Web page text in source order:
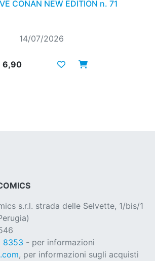
CONAN NEW EDITION n. 71
14/07/2026
6,90
s.r.l. strada delle Selvette, 1/bis/1
8353 - per informazioni
, per informazioni sugli acquisti